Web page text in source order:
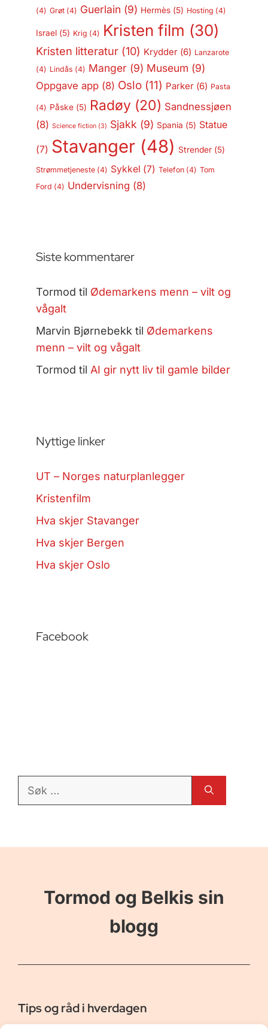
(4) Grøt(4) Guerlain (9) Hermès(5) Hosting (4)
Israel(5) Krig (4) Kristen film (30)
Kristen litteratur(10) Krydder(6) Lanzarote
(4) Lindås (4) Manger(9) Museum (9)
Oppgave app(8) Oslo(11) Parker(6) Pasta
(4) Påske(5) Radøy(20) Sandnessjøen
(8) Science fiction(3) Sjakk (9) Spania (5) Statue
(7) Stavanger(48) Strender(5)
Strømmetjeneste(4) Sykkel (7) Telefon(4) Tom
Ford (4) Undervisning (8)
Siste kommentarer
Tormod til Ødemarkens menn – vilt og
vågalt
Marvin Bjørnebekk til Ødemarkens
menn – vilt og vågalt
Tormod til AI gir nytt liv til gamle bilder
Nyttige linker
UT – Norges naturplanlegger
Kristenfilm
Hva skjer Stavanger
Hva skjer Bergen
Hva skjer Oslo
Facebook
Søk
Tormod og Belkis sin
blogg
Tips og råd i hverdagen